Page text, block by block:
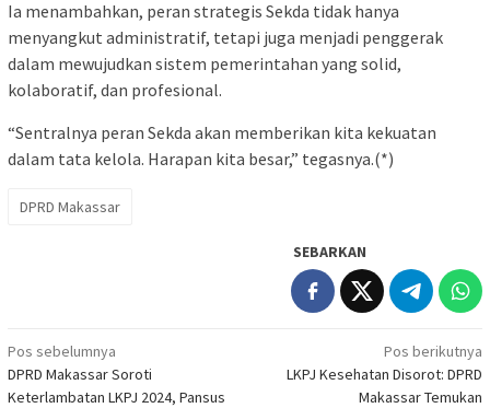
Ia menambahkan, peran strategis Sekda tidak hanya
menyangkut administratif, tetapi juga menjadi penggerak
dalam mewujudkan sistem pemerintahan yang solid,
kolaboratif, dan profesional.
“Sentralnya peran Sekda akan memberikan kita kekuatan
dalam tata kelola. Harapan kita besar,” tegasnya.(*)
DPRD Makassar
SEBARKAN
Navigasi
pos
Pos sebelumnya
DPRD Makassar Soroti
Keterlambatan LKPJ 2024, Pansus
Pos berikutnya
LKPJ Kesehatan Disorot: DPRD
Makassar Temukan